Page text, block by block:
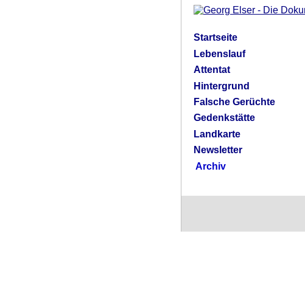
Startseite
Lebenslauf
Attentat
Hintergrund
Falsche Gerüchte
Gedenkstätte
Landkarte
Newsletter
Archiv